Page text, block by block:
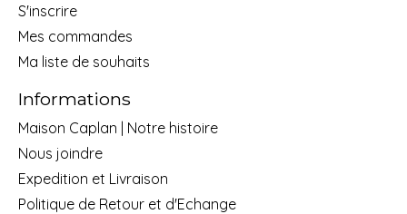
S'inscrire
Mes commandes
Ma liste de souhaits
Informations
Maison Caplan | Notre histoire
Nous joindre
Expedition et Livraison
Politique de Retour et d'Echange